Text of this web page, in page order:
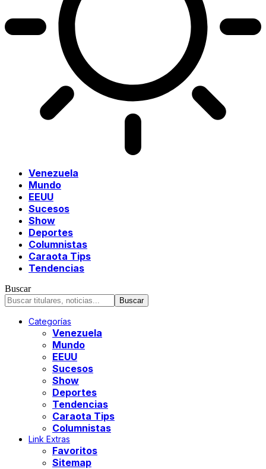
Venezuela
Mundo
EEUU
Sucesos
Show
Deportes
Columnistas
Caraota Tips
Tendencias
Buscar
Categorías
Venezuela
Mundo
EEUU
Sucesos
Show
Deportes
Tendencias
Caraota Tips
Columnistas
Link Extras
Favoritos
Sitemap